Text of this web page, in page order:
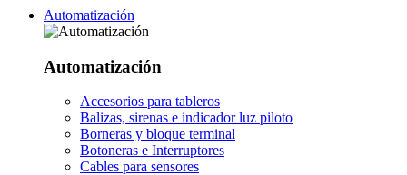
Automatización
Automatización
Accesorios para tableros
Balizas, sirenas e indicador luz piloto
Borneras y bloque terminal
Botoneras e Interruptores
Cables para sensores